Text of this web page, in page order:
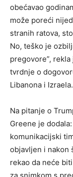
obećavao
može poreći
stranih ratova,
No, teško je
pregovore”,
tvrdnje o
Libanona i Izraela.
Na pitanje o
Greene je
komunikacijski
objavljen i nakon
rekao da neće